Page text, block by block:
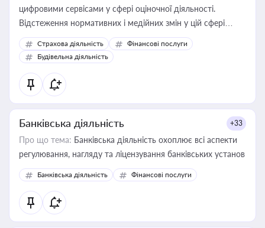
цифровими сервісами у сфері оціночної діяльності.
Відстеження нормативних і медійних змін у цій сфері
корисне для власника бізнесу, керівника, юриста або
бухгалтера під час оподаткування, приватизації, оренди
державного майна, корпоративних угод і перевірки
статусу суб'єктів оціночної діяльності
Страхова діяльність
Фінансові послуги
Будівельна діяльність
Банківська діяльність +33
Про що тема: Банківська діяльність охоплює всі аспекти
регулювання, нагляду та ліцензування банківських установ
Банківська діяльність Фінансові послуги